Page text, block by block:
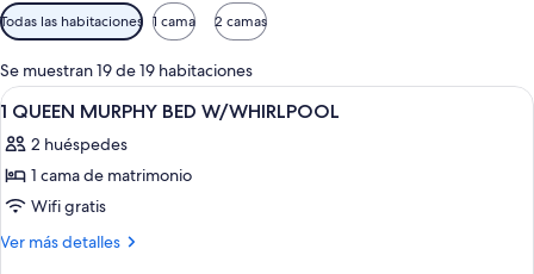
Filtros
disponibles
para
las
habitaciones
Todas las habitaciones 1 cama 2 camas
Se muestran 19 de 19 habitaciones
Abrir
todas
las
fotos
de
1
Habitación de hotel con una cama
7
1 QUEEN MURPHY BED W/WHIRLPOOL
2 huéspedes
1 cama de matrimonio
Wifi gratis
Ver más detalles
Más